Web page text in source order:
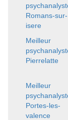
Romans-sur-
isere
Meilleur
Pierrelatte
Meilleur
Portes-les-
valence